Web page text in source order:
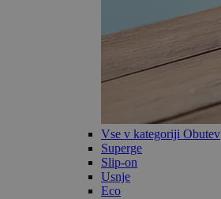
Vse v kategoriji Obutev
Superge
Slip-on
Usnje
Eco